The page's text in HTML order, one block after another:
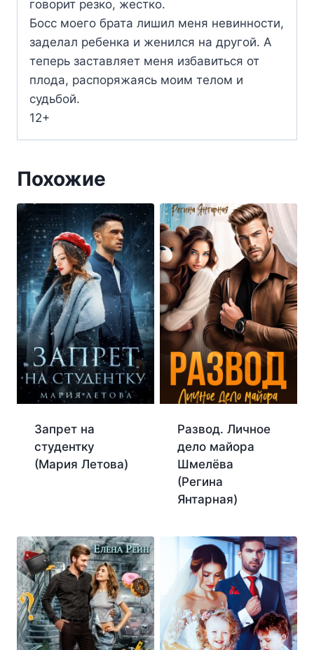
говорит резко, жестко.
Босс моего брата лишил меня невинности,
заделал ребенка и женился на другой. А
теперь заставляет меня избавиться от
плода, распоряжаясь моим телом и
судьбой.
12+
Похожие
Запрет на
студентку
(Мария Летова)
Развод. Личное
дело майора
Шмелёва
(Регина
Янтарная)